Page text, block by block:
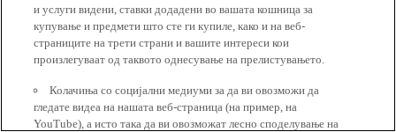
и услуги видени, ставки додадени во вашата кошница за
купување и предмети што сте ги купиле, како и на веб-
страниците на трети страни и вашите интереси кои
произлегуваат од таквото однесување на прелистувањето.
Колачиња со социјални медиуми за да ви овозможи да
гледате видеа на нашата веб-страница (на пример, на
YouTube), а исто така да ви овозможат лесно споделување на